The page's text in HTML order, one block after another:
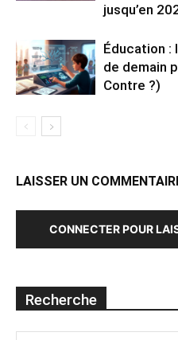
jusqu’en
Éducation :
de demain
Contre ?)
LAISSER UN
CONNECTER POUR
Recherche